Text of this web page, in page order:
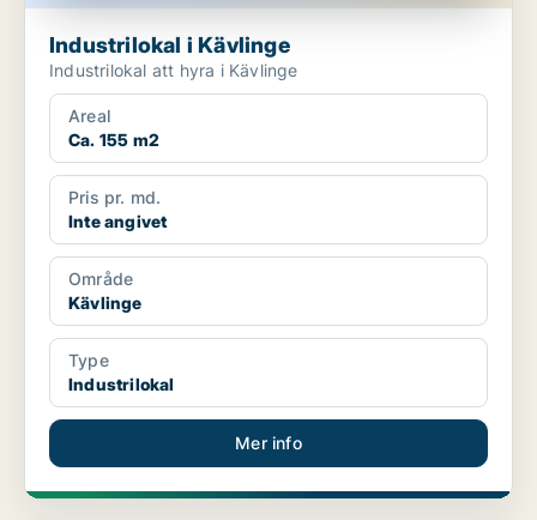
Industrilokal i Kävlinge
Industrilokal att hyra i Kävlinge
Areal
Ca. 155 m2
Pris pr. md.
Inte angivet
Område
Kävlinge
Type
Industrilokal
Mer info